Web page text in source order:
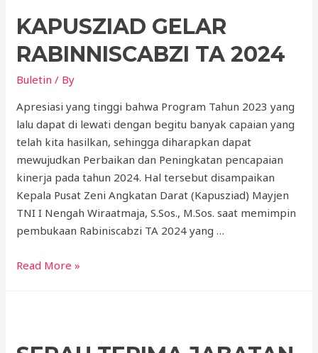
KAPUSZIAD GELAR
RABINNISCABZI TA 2024
Buletin / By
Apresiasi yang tinggi bahwa Program Tahun 2023 yang
lalu dapat di lewati dengan begitu banyak capaian yang
telah kita hasilkan, sehingga diharapkan dapat
mewujudkan Perbaikan dan Peningkatan pencapaian
kinerja pada tahun 2024. Hal tersebut disampaikan
Kepala Pusat Zeni Angkatan Darat (Kapusziad) Mayjen
TNI I Nengah Wiraatmaja, S.Sos., M.Sos. saat memimpin
pembukaan Rabiniscabzi TA 2024 yang …
Read More »